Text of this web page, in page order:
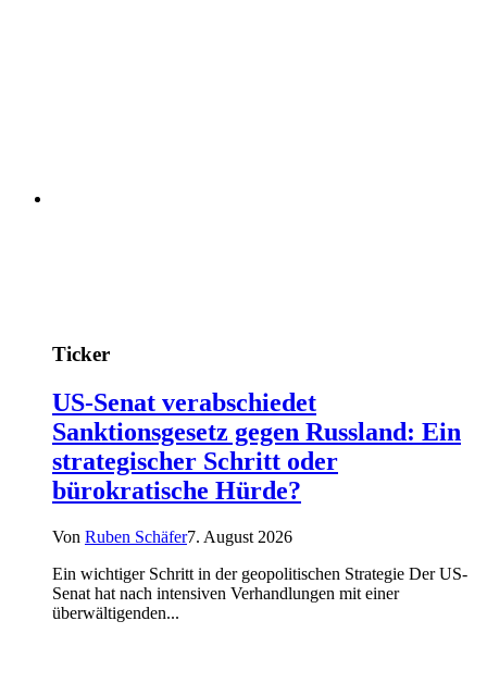
Ticker
US-Senat verabschiedet
Sanktionsgesetz gegen Russland: Ein
strategischer Schritt oder
bürokratische Hürde?
Von Ruben Schäfer7. August 2026
Ein wichtiger Schritt in der geopolitischen Strategie Der US-
Senat hat nach intensiven Verhandlungen mit einer
überwältigenden...